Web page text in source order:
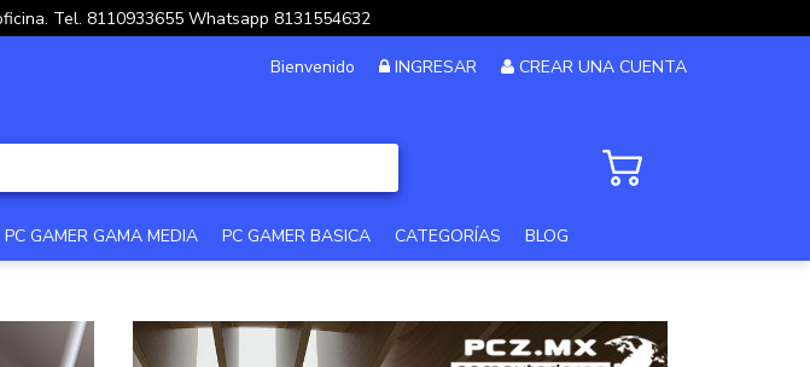
Tel. 8110933655 Whatsapp 8131554632
Bienvenido INGRESAR CREAR UNA CUENTA
PC GAMER GAMA MEDIA PC GAMER BASICA CATEGORÍAS
PC GAMER 12MSI
BLOG